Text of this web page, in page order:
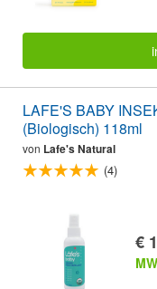
LAFE'S BABY
(Biologisch) 118ml
von Lafe's Natural
(4)
€